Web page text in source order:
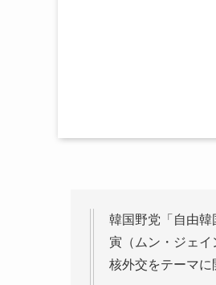
韓国野党「自由
寅（ムン・ジェ
核外交をテーマに